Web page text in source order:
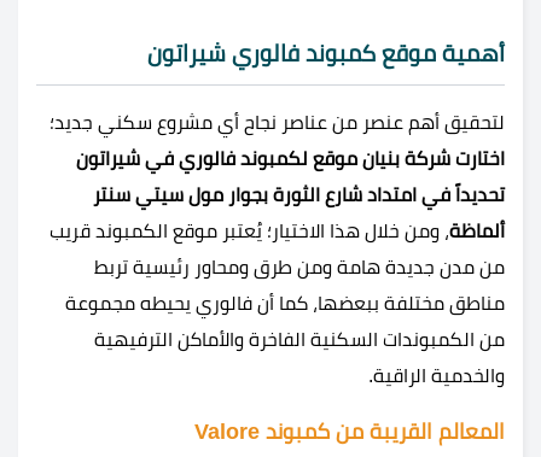
أهمية موقع كمبوند فالوري شيراتون
لتحقيق أهم عنصر من عناصر نجاح أي مشروع سكني جديد؛
اختارت شركة بنيان موقع لكمبوند فالوري في شيراتون
تحديداً في امتداد شارع الثورة بجوار مول سيتي سنتر
ألماظة، ومن خلال هذا الاختيار؛ يُعتبر موقع الكمبوند قريب
من مدن جديدة هامة ومن طرق ومحاور رئيسية تربط
مناطق مختلفة ببعضها، كما أن فالوري يحيطه مجموعة
من الكمبوندات السكنية الفاخرة والأماكن الترفيهية
والخدمية الراقية.
المعالم القريبة من كمبوند Valore